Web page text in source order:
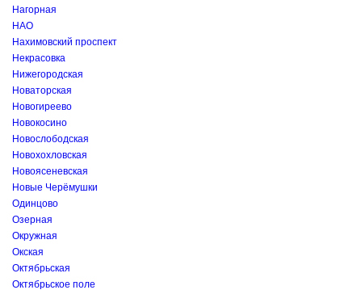
Нагорная
НАО
Нахимовский проспект
Некрасовка
Нижегородская
Новаторская
Новогиреево
Новокосино
Новослободская
Новохохловская
Новоясеневская
Новые Черёмушки
Одинцово
Озерная
Окружная
Окская
Октябрьская
Октябрьское поле